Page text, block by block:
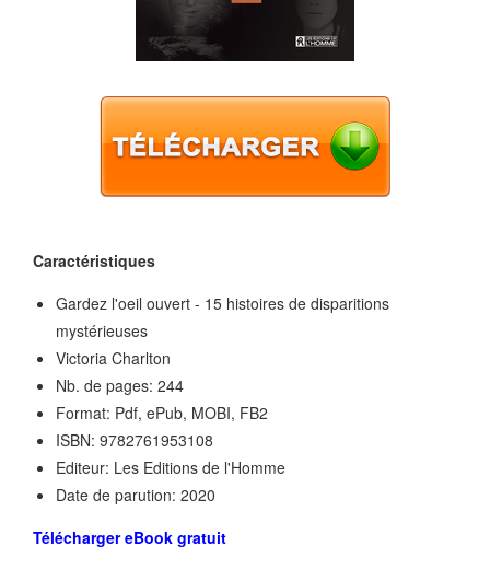
Caractéristiques
Gardez l'oeil ouvert - 15 histoires de disparitions
mystérieuses
Victoria Charlton
Nb. de pages: 244
Format: Pdf, ePub, MOBI, FB2
ISBN: 9782761953108
Editeur: Les Editions de l'Homme
Date de parution: 2020
Télécharger eBook gratuit